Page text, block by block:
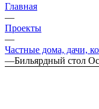
Главная
—
Проекты
—
Частные дома, дачи,
—Бильярдный стол